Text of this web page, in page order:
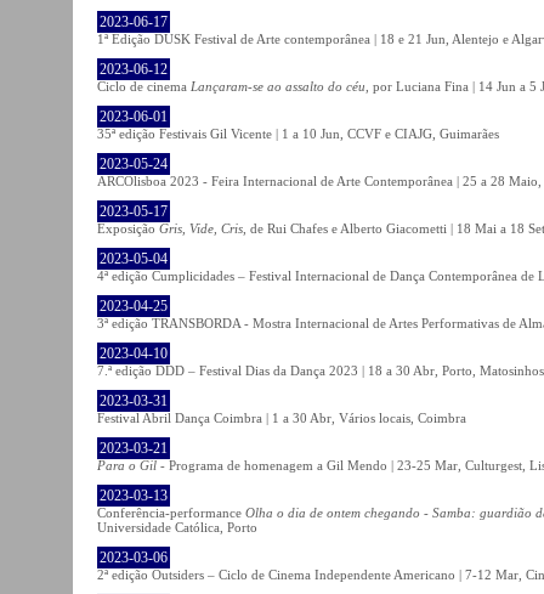
2023-06-17
1ª Edição DUSK Festival de Arte contemporânea | 18 e 21 Jun, Alentejo e
2023-06-12
Ciclo de cinema Lançaram-se ao assalto do céu , por Luciana Fina | 14 Jun a 5
2023-06-01
35ª edição Festivais Gil Vicente | 1 a 10 Jun, CCVF e CIAJG, Guimarães
2023-05-24
ARCOlisboa 2023 - Feira Internacional de Arte Contemporânea | 25 a 28
2023-05-17
Exposição Gris, Vide, Cris , de Rui Chafes e Alberto Giacometti | 18 Mai a 18
2023-05-04
4ª edição Cumplicidades – Festival Internacional de Dança Contemporânea
2023-04-25
3ª edição TRANSBORDA - Mostra Internacional de Artes Performativas de
2023-04-10
7.ª edição DDD – Festival Dias da Dança 2023 | 18 a 30 Abr, Porto,
2023-03-31
Festival Abril Dança Coimbra | 1 a 30 Abr, Vários locais, Coimbra
2023-03-21
Para o Gil - Programa de homenagem a Gil Mendo | 23-25 Mar, Culturgest,
2023-03-13
Conferência-performance Olha o dia de ontem chegando - Samba: guardião
Universidade Católica, Porto
2023-03-06
2ª edição Outsiders – Ciclo de Cinema Independente Americano | 7-12 Mar,